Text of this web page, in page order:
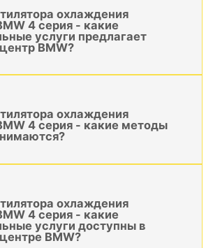
охлаждения
4 серия - какие
услуги предлагает
BMW?
охлаждения
4 серия - какие методы
охлаждения
4 серия - какие
услуги доступны в
BMW?